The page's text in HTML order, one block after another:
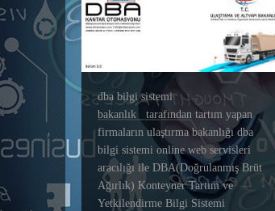
dba bilgi sistemi
bakanlık tarafından tartım yapan
firmaların ulaştırma bakanlığı dba
bilgi sistemi online web servisleri
aracılığı ile DBA(Doğrulanmış Brüt
Ağırlık) Konteyner Tartım ve
Yetkilendirme Bilgi Sistemi